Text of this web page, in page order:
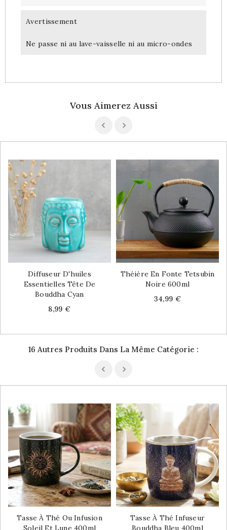
Avertissement
Ne passe ni au lave-vaisselle ni au micro-ondes
Vous Aimerez Aussi
Diffuseur D'huiles
Essentielles Tête De
Bouddha Cyan
Price
8,99 €
Théière En Fonte Tetsubin
Noire 600ml
Price
34,99 €
16 Autres Produits Dans La Même Catégorie :
Tasse À Thé Ou Infusion
Soleil Et Lune 400ml
Tasse À Thé Infuseur
Bouddha Bleu 400ml